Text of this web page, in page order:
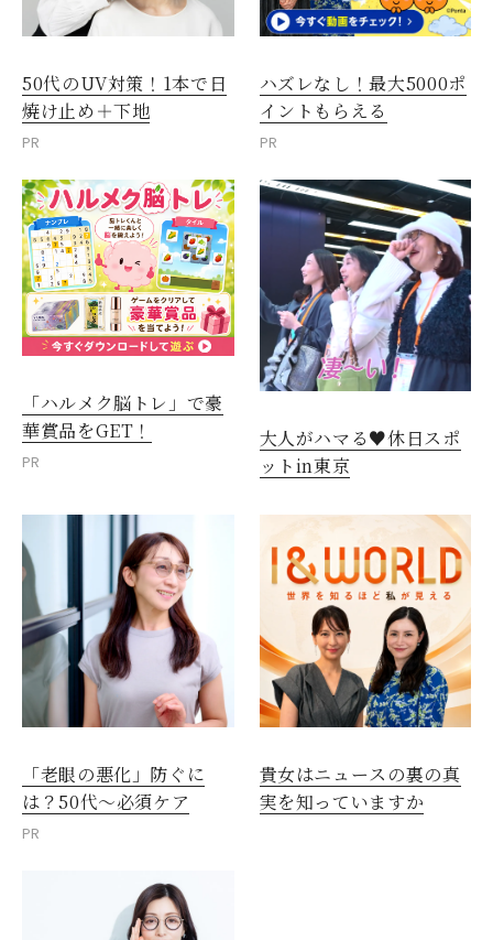
50代のUV対策！1本で日
焼け止め＋下地
PR
ハズレなし！最大5000ポ
イントもらえる
PR
「ハルメク脳トレ」で豪
華賞品をGET！
PR
大人がハマる♥休日スポ
ットin東京
「老眼の悪化」防ぐに
は？50代～必須ケア
PR
貴女はニュースの裏の真
実を知っていますか